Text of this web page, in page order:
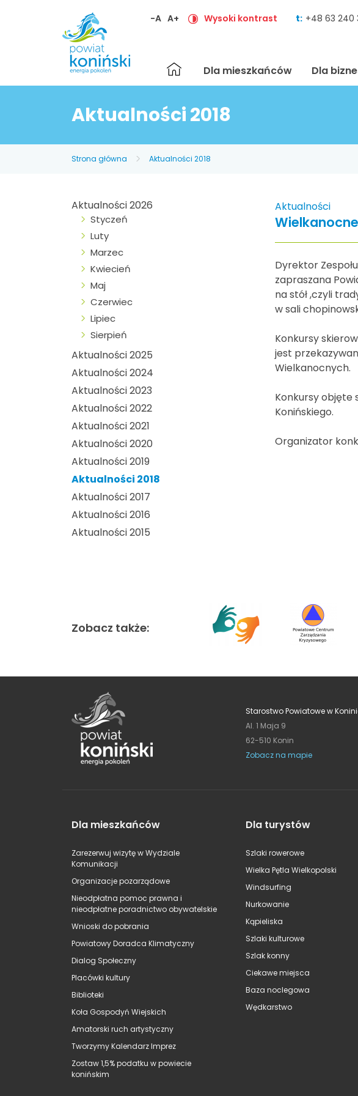
-A A+ Wysoki kontrast t: +48 63 240
Strona
główna
Dla mieszkańców Dla
Aktualności 2018
Strona główna Aktualności 2018
Aktualności 2026
Styczeń
Luty
Marzec
Kwiecień
Maj
Czerwiec
Lipiec
Sierpień
Aktualności 2025
Aktualności 2024
Aktualności 2023
Aktualności 2022
Aktualności 2021
Aktualności 2020
Aktualności 2019
Aktualności 2018
Aktualności 2017
Aktualności 2016
Aktualności 2015
Aktualności
Dyrektor
zapraszana
na stół ,czyli
w sali
Konkursy
jest
Wielkanocnych.
Konkursy
Konińskiego.
Organizator
Zobacz także:
Starostwo Powiatowe w
Al. 1 Maja 9
62-510 Konin
Zobacz na mapie
Dla mieszkańców
Zarezerwuj wizytę w Wydziale
Komunikacji
Organizacje pozarządowe
Nieodpłatna pomoc prawna i
nieodpłatne poradnictwo obywatelskie
Wnioski do pobrania
Powiatowy Doradca Klimatyczny
Dialog Społeczny
Placówki kultury
Biblioteki
Koła Gospodyń Wiejskich
Amatorski ruch artystyczny
Tworzymy Kalendarz Imprez
Zostaw 1,5% podatku w powiecie
konińskim
Dla turystów
Szlaki rowerowe
Wielka Pętla Wielkopolski
Windsurfing
Nurkowanie
Kąpieliska
Szlaki kulturowe
Szlak konny
Ciekawe miejsca
Baza noclegowa
Wędkarstwo